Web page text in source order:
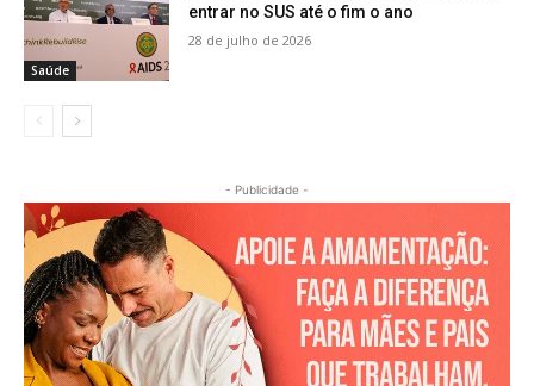
Saúde
entrar no SUS até o fim o ano
28 de julho de 2026
- Publicidade -